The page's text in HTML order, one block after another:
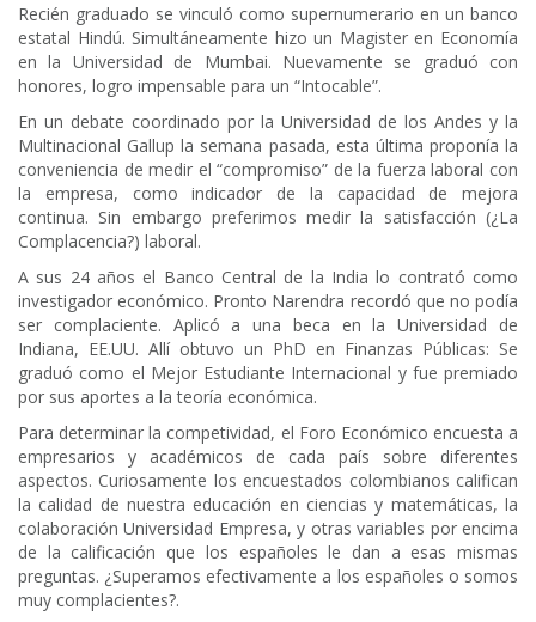
Recién graduado se vinculó como supernumerario en un banco
estatal Hindú. Simultáneamente hizo un Magister en Economía
en la Universidad de Mumbai. Nuevamente se graduó con
honores, logro impensable para un “Intocable”.
En un debate coordinado por la Universidad de los Andes y la
Multinacional Gallup la semana pasada, esta última proponía la
conveniencia de medir el “compromiso” de la fuerza laboral con
la empresa, como indicador de la capacidad de mejora
continua. Sin embargo preferimos medir la satisfacción (¿La
Complacencia?) laboral.
A sus 24 años el Banco Central de la India lo contrató como
investigador económico. Pronto Narendra recordó que no podía
ser complaciente. Aplicó a una beca en la Universidad de
Indiana, EE.UU. Allí obtuvo un PhD en Finanzas Públicas: Se
graduó como el Mejor Estudiante Internacional y fue premiado
por sus aportes a la teoría económica.
Para determinar la competividad, el Foro Económico encuesta a
empresarios y académicos de cada país sobre diferentes
aspectos. Curiosamente los encuestados colombianos califican
la calidad de nuestra educación en ciencias y matemáticas, la
colaboración Universidad Empresa, y otras variables por encima
de la calificación que los españoles le dan a esas mismas
preguntas. ¿Superamos efectivamente a los españoles o somos
muy complacientes?.